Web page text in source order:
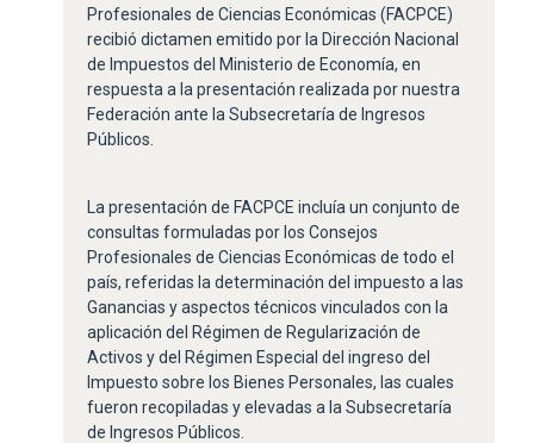
Profesionales de Ciencias Económicas (FACPCE)
recibió dictamen emitido por la Dirección Nacional
de Impuestos del Ministerio de Economía, en
respuesta a la presentación realizada por nuestra
Federación ante la Subsecretaría de Ingresos
Públicos.
La presentación de FACPCE incluía un conjunto de
consultas formuladas por los Consejos
Profesionales de Ciencias Económicas de todo el
país, referidas la determinación del impuesto a las
Ganancias y aspectos técnicos vinculados con la
aplicación del Régimen de Regularización de
Activos y del Régimen Especial del ingreso del
Impuesto sobre los Bienes Personales, las cuales
fueron recopiladas y elevadas a la Subsecretaría
de Ingresos Públicos.